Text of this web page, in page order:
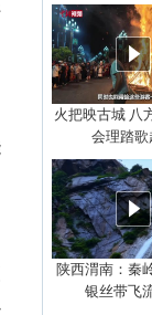
火把映古城 八
会理踏歌
陕西渭南：秦
银丝带飞